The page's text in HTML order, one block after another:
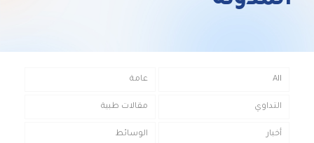
All عامة
التداوي مقالات طبية
أخبار الوسائط